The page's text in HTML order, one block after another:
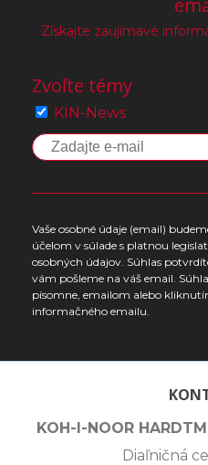
Získajte zaujímavé
Zvoľte témy
KIN-News
Vaše osobné údaje (email)
účelom v súlade s platnou
osobných údajov. Súhlas
vám pošleme na váš email.
písomne, emailom alebo
informačného emailu.
KOH-I-NOOR
Diaľničná